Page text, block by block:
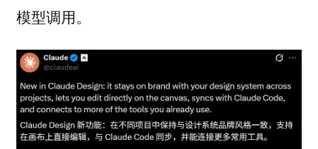
模型调用。